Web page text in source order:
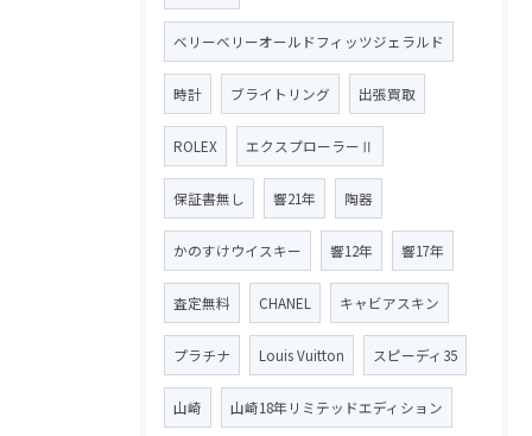
ベリーベリーオールドフィッツジェラルド
時計 ブライトリング 出張買取
ROLEX エクスプローラーⅡ
保証書無し 響21年 陶器
かのすけウイスキー 響12年 響17年
査定無料 CHANEL キャビアスキン
プラチナ Louis Vuitton スピーディ35
山崎 山崎18年リミテッドエディション